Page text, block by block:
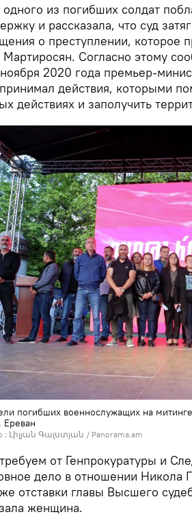
из погибших солдат
и рассказала, что суд
о преступлении, которое
Согласно этому
2020 года премьер-
действия, которыми
действиях и заполучить
погибших военнослужащих на
: Լիլյան Գալստյան / Panorama.am
от Генпрокуратуры и
дело в отношении Никола
отставки главы Высшего
женщина.